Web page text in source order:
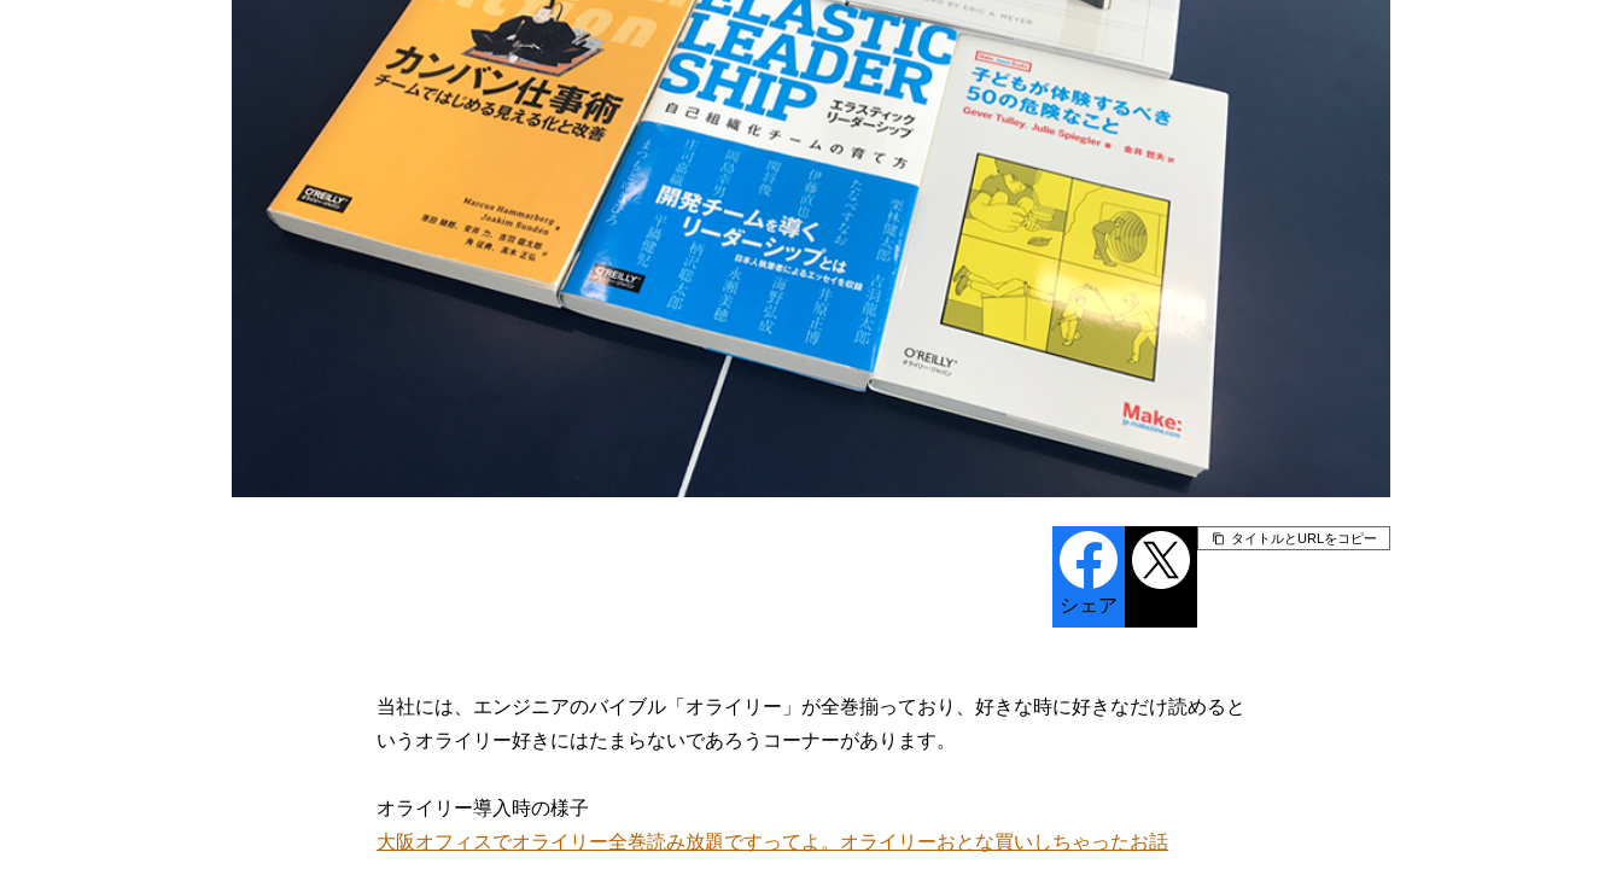
シェア
タイトルとURLをコピー
当社には、エンジニアのバイブル「オライリー」が全巻揃っており、好きな時に好きなだけ読めると
いうオライリー好きにはたまらないであろうコーナーがあります。
オライリー導入時の様子
大阪オフィスでオライリー全巻読み放題ですってよ。オライリーおとな買いしちゃったお話